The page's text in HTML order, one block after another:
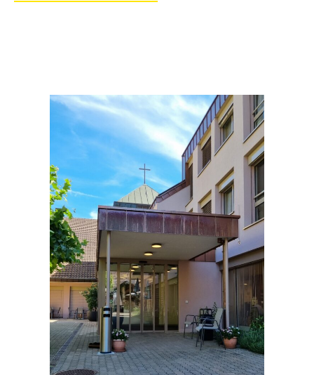
Anwendung
Verkehrs- und Begeg­nungszone innen
Unser Service
Konzept und Licht­planung in Zusam­men­
arbeit mit der Otto Fischer AG
Produkte
nevalux ayana connect C570 4K und
C850 4K
nevalux aluna connect P910 TW